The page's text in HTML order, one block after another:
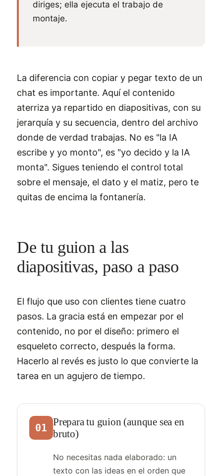
diriges; ella ejecuta el trabajo de
montaje.
La diferencia con copiar y pegar texto de un
chat es importante. Aquí el contenido
aterriza ya repartido en diapositivas, con su
jerarquía y su secuencia, dentro del archivo
donde de verdad trabajas. No es "la IA
escribe y yo monto", es "yo decido y la IA
monta". Sigues teniendo el control total
sobre el mensaje, el dato y el matiz, pero te
quitas de encima la fontanería.
De tu guion a las
diapositivas, paso a paso
El flujo que uso con clientes tiene cuatro
pasos. La gracia está en empezar por el
contenido, no por el diseño: primero el
esqueleto correcto, después la forma.
Hacerlo al revés es justo lo que convierte la
tarea en un agujero de tiempo.
01 Prepara tu guion (aunque sea en
bruto)
No necesitas nada elaborado: un
texto con las ideas en el orden que